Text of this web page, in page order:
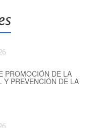
PROMOCIÓN DE LA
Y PREVENCIÓN DE LA